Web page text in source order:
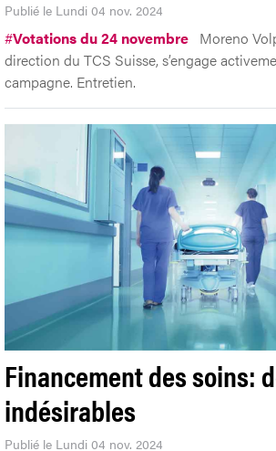
Publié le Lundi 04 nov. 2024
#Votations du 24 novembre Moreno
direction du TCS Suisse, s’engage
campagne. Entretien.
Financement des soins:
indésirables
Publié le Lundi 04 nov. 2024